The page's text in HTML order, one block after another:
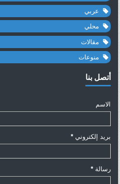
عربي
محلي
مقالات
منوعات
أتصل بنا
الاسم
بريد إلكتروني*
رسالة*